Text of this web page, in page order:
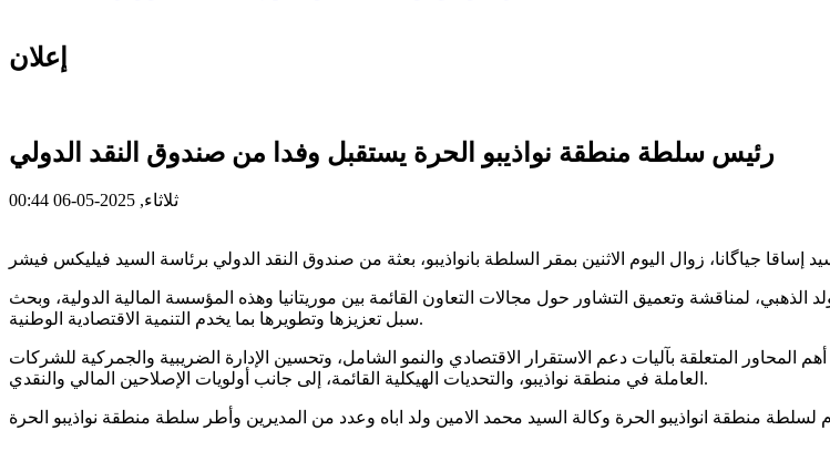
إعلان
رئيس سلطة منطقة نواذيبو الحرة يستقبل وفدا من صندوق النقد الدولي
ثلاثاء, 2025-05-06 00:44
لمناقشة وتعميق التشاور حول مجالات التعاون القائمة بين موريتانيا وهذه المؤسسة المالية الدولية، وبحث
سبل تعزيزها وتطويرها بما يخدم التنمية الاقتصادية الوطنية.
المتعلقة بآليات دعم الاستقرار الاقتصادي والنمو الشامل، وتحسين الإدارة الضريبية والجمركية للشركات
العاملة في منطقة نواذيبو، والتحديات الهيكلية القائمة، إلى جانب أولويات الإصلاحين المالي والنقدي.